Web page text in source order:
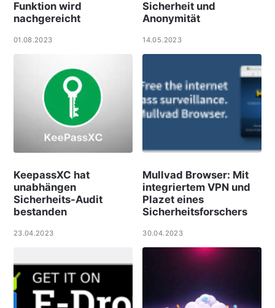
Funktion wird
nachgereicht
01.08.2023
Sicherheit und
Anonymität
14.05.2023
KeepassXC hat
unabhängen
Sicherheits-Audit
bestanden
23.04.2023
Mullvad Browser: Mit
integriertem VPN und
Plazet eines
Sicherheitsforschers
30.04.2023